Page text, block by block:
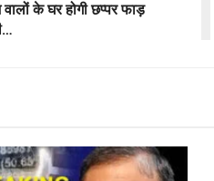
के घर होगी छप्पर फाड़